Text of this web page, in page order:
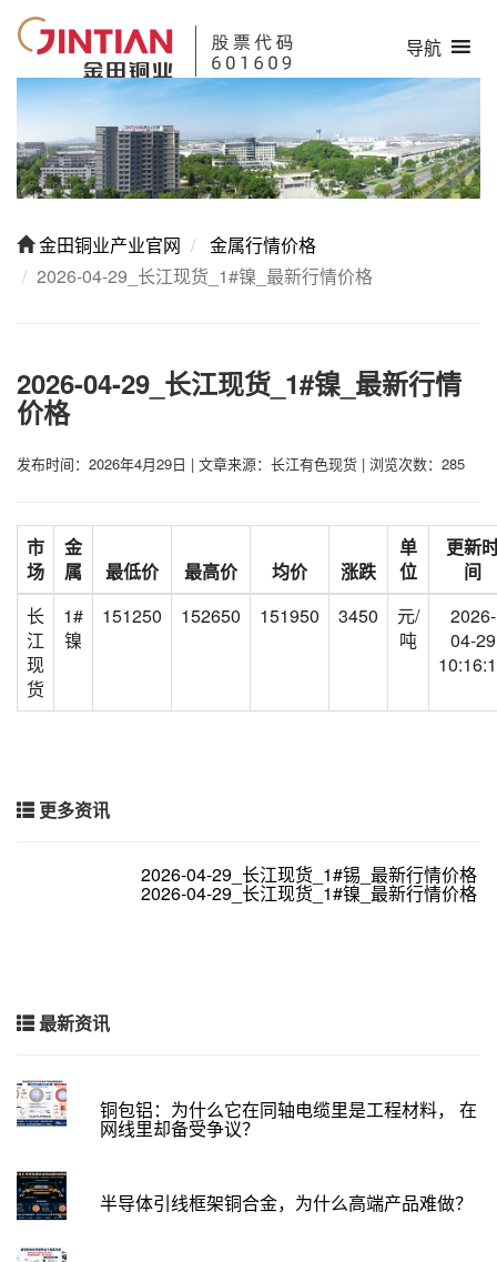
导航
金田铜业产业官网
金属行情价格
2026-04-29_长江现货_1#镍_最新行情价格
2026-04-29_长江现货_1#镍_最新行情
价格
发布时间：2026年4月29日 | 文章来源：长江有色现货 | 浏览次数：285
市
场
金
属
最低价 最高价 均价 涨跌
单
位
更新
间
长
江
现
货
1#
镍
151250 152650 151950 3450
元/
吨
2026-
04-29
更多资讯
2026-04-29_长江现货_1#锡_最新行情价格
2026-04-29_长江现货_1#镍_最新行情价格
最新资讯
铜包铝：为什么它在同轴电缆里是工程材料， 在
网线里却备受争议？
半导体引线框架铜合金，为什么高端产品难做？